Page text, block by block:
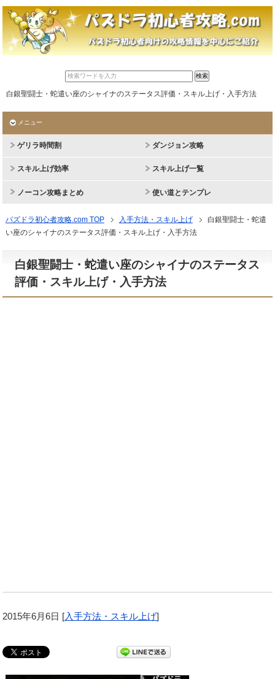
白銀聖闘士・蛇遣い座のシャイナのステータス評価・スキル上げ・入手方法
メニュー
ゲリラ時間割 ダンジョン攻略
スキル上げ効率 スキル上げ一覧
ノーコン攻略まとめ 使い道とテンプレ
パズドラ初心者攻略.com TOP 入手方法・スキル上げ
白銀聖闘士・蛇遣
い座のシャイナのステータス評価・スキル上げ・入手方法
白銀聖闘士・蛇遣い座のシャイナのステータス
評価・スキル上げ・入手方法
2015年6月6日 [入手方法・スキル上げ]